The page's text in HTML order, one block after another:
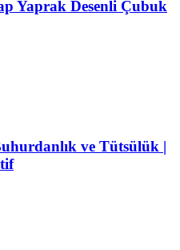
Yaprak Desenli Çubuk
ve Tütsülük |